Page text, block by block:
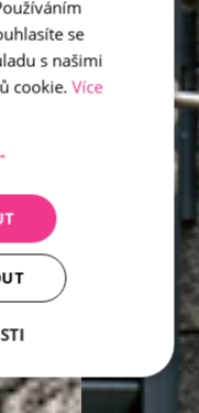
se
s našimi
cookie. Více
Marketing